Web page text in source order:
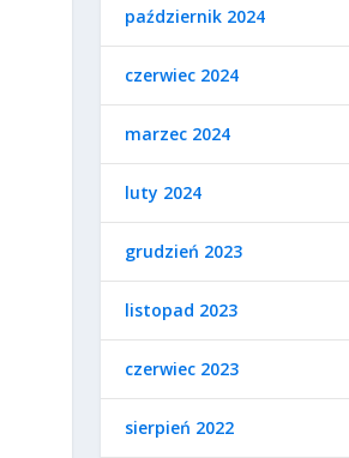
październik 2024
czerwiec 2024
marzec 2024
luty 2024
grudzień 2023
listopad 2023
czerwiec 2023
sierpień 2022